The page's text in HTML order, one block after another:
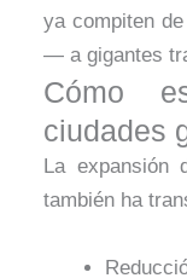
ya compiten
— a gigantes
Cómo
ciudades
La expansión
también ha